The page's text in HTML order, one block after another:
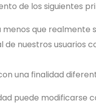
de los siguientes
que
nuestros usuarios
una finalidad
puede modificarse